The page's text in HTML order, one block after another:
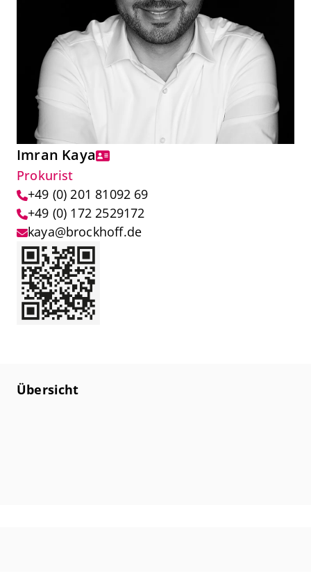
Imran Kaya
Prokurist
+49 (0) 201 81092 69
+49 (0) 172 2529172
kaya@brockhoff.de
Übersicht